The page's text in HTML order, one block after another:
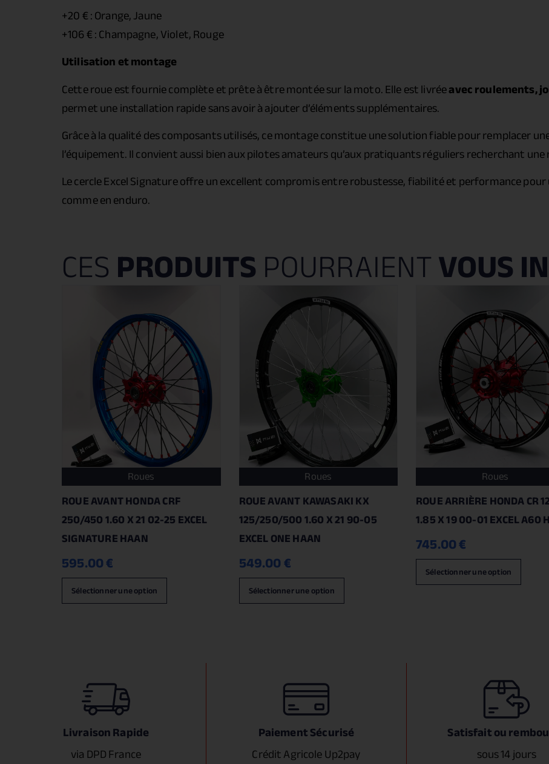
+20 € : Orange, Jaune
+106 € : Champagne, Violet, Rouge
Utilisation et montage
Cette roue est fournie complète et prête à être montée sur la moto. Elle est livréeavec roulements,
permet une installation rapide sans avoir à ajouter d’éléments supplémentaires.
Grâce à la qualité des composants utilisés, ce montage constitue une solution fiable pour remplacer
l’équipement. Il convient aussi bien aux pilotes amateurs qu’aux pratiquants réguliers recherchant
Le cercle Excel Signature offre un excellent compromis entre robustesse, fiabilité et performance
comme en enduro.
CESPRODUITSPOURRAIENTVOUS
Roues
ROUE AVANT HONDA CRF
250/450 1.60 X 21 02-25 EXCEL
SIGNATURE HAAN
595.00€
Sélectionner une option
Roues
ROUE AVANT KAWASAKI KX
125/250/500 1.60 X 21 90-05
EXCEL ONE HAAN
549.00€
Sélectionner une option
Roues
ROUE ARRIÈRE HONDA CR
1.85 X 19 00-01 EXCEL A60
745.00€
Sélectionner une option
Livraison Rapide
via DPD France
Paiement Sécurisé
Crédit Agricole Up2pay
Satisfait ou
sous 14 jours